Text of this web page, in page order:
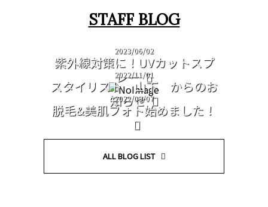
STAFF BLOG
2023/06/02
紫外線対策に！UVカットスプ
レー
2022/11/01
スタイリスト 山下 からのお
知らせ
2022/09/07
脱毛&美肌フォト始めました！
ALL BLOG LIST